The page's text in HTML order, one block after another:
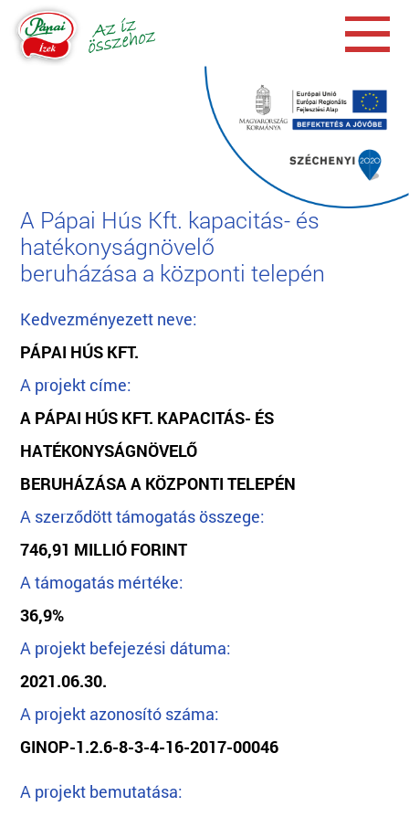
A Pápai Hús Kft. kapacitás- és
hatékonyságnövelő
beruházása a központi telepén
Kedvezményezett neve:
PÁPAI HÚS KFT.
A projekt címe:
A PÁPAI HÚS KFT. KAPACITÁS- ÉS
HATÉKONYSÁGNÖVELŐ
BERUHÁZÁSA A KÖZPONTI TELEPÉN
A szerződött támogatás összege:
746,91 MILLIÓ FORINT
A támogatás mértéke:
36,9%
A projekt befejezési dátuma:
2021.06.30.
A projekt azonosító száma:
GINOP-1.2.6-8-3-4-16-2017-00046
A projekt bemutatása: